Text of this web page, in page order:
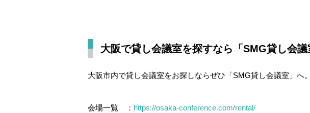
大阪で貸し会議室を探すなら「SMG貸し会議
大阪市内で貸し会議室をお探しならぜひ「SMG貸し会議室」へ。
会場一覧 ： https://osaka-conference.com/rental/